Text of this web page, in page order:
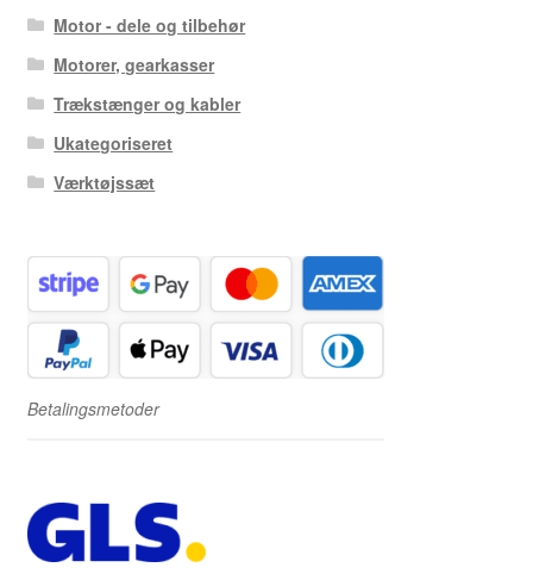
Motor - dele og tilbehør
Motorer, gearkasser
Trækstænger og kabler
Ukategoriseret
Værktøjssæt
Betalingsmetoder